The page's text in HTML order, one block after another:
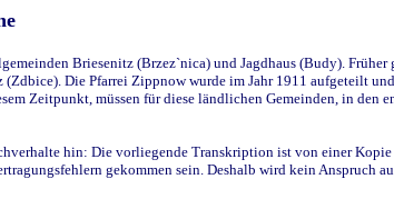
Briesenitz (Brzez`nica) und Jagdhaus (Budy).
Die Pfarrei Zippnow wurde im Jahr 1911 aufgeteilt
Zeitpunkt, müssen für diese ländlichen Gemeinden, in den
hin: Die vorliegende Transkription ist von einer
gekommen sein. Deshalb wird kein Anspruch